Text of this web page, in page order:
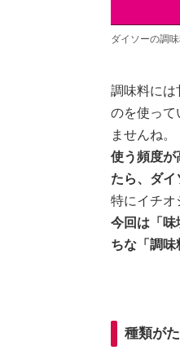
ダイソーの調
調味料には
のを使って
ませんね。
使う頻度
たら、ダイ
特にイチオ
今回は「味
ちな「調味
種類が